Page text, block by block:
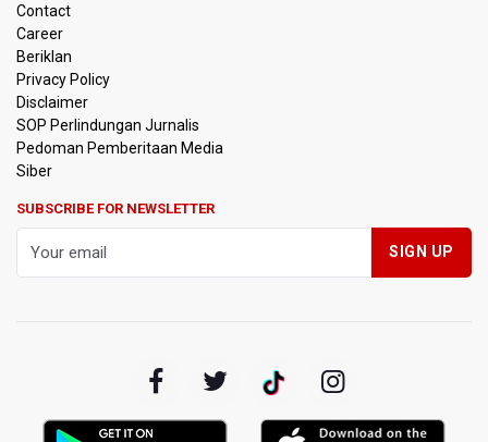
Indonesia
Perumnas Bangun Hunian Bersubsidi dengan Konsep
TOD di Kemayoran
Bank Indonesia Sebut Cadangan Devisa Akhir Juli
Tunggu 8 Jam karena HCU RSCM Terbatas
Jalan Tol Trans-Jawa
Contact
Career
Beriklan
Privacy Policy
Disclaimer
SOP Perlindungan Jurnalis
Pedoman Pemberitaan Media
Siber
SUBSCRIBE FOR NEWSLETTER